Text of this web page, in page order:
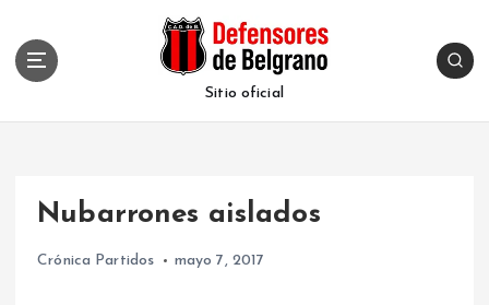
Sitio oficial
Nubarrones aislados
Crónica Partidos mayo 7, 2017